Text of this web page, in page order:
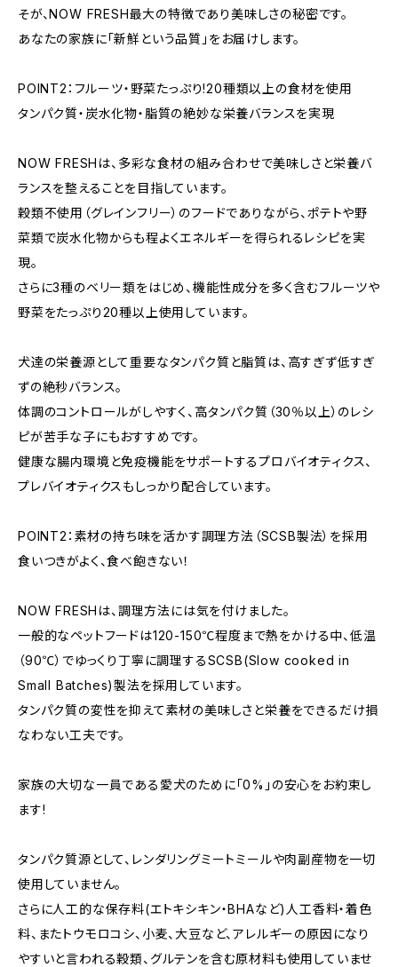
そが、NOW FRESH最大の特徴であり美味しさの秘密です。
あなたの家族に「新鮮という品質」をお届けします。
POINT2：フルーツ・野菜たっぷり!20種類以上の食材を使用
タンパク質・炭水化物・脂質の絶妙な栄養バランスを実現
NOW FRESHは、多彩な食材の組み合わせで美味しさと栄養バ
ランスを整えることを目指しています。
穀類不使用（グレインフリー）のフードでありながら、ポテトや野
菜類で炭水化物からも程よくエネルギーを得られるレシピを実
現。
さらに3種のベリー類をはじめ、機能性成分を多く含むフルーツや
野菜をたっぷり20種以上使用しています。
犬達の栄養源として重要なタンパク質と脂質は、高すぎず低すぎ
ずの絶秒バランス。
体調のコントロールがしやすく、高タンパク質（30％以上）のレシ
ピが苦手な子にもおすすめです。
健康な腸内環境と免疫機能をサポートするプロバイオティクス、
プレバイオティクスもしっかり配合しています。
POINT2：素材の持ち味を活かす調理方法（SCSB製法）を採用
食いつきがよく、食べ飽きない！
NOW FRESHは、調理方法には気を付けました。
一般的なペットフードは120-150℃程度まで熱をかける中、低温
（90℃）でゆっくり丁寧に調理するSCSB(Slow cooked in
Small Batches)製法を採用しています。
タンパク質の変性を抑えて素材の美味しさと栄養をできるだけ損
なわない工夫です。
家族の大切な一員である愛犬のために「0%」の安心をお約束し
ます!
タンパク質源として、レンダリングミートミールや肉副産物を一切
使用していません。
さらに人工的な保存料(エトキシキン・BHAなど)人工香料・着色
料、またトウモロコシ、小麦、大豆など、アレルギーの原因になり
やすいと言われる穀類、グルテンを含む原材料も使用していませ